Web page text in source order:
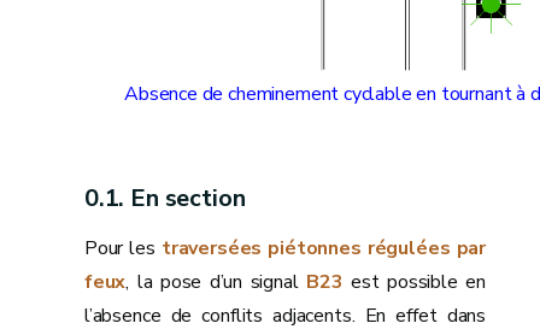
Absence de cheminement cyclable en tournant à
En section
Pour les traversées piétonnes régulées par
feux, la pose d’un signal B23 est possible en
l’absence de conflits adjacents. En effet dans